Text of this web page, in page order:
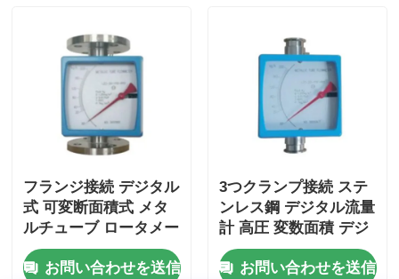
ROシステム
軟水剤
浄水器ハウジング
浄水器のカートリッジ
フランジ接続 デジタル
式 可変断面積式 メタ
ルチューブ ロータメー
タ ガス・液体測定用
フランジ付ロータメー
お問い合わせを送信
3つクランプ接続 ステ
ンレス鋼 デジタル流量
計 高圧 変数面積 デジ
タル流量計 水ガス 空
気オイル
お問い合わせを送信